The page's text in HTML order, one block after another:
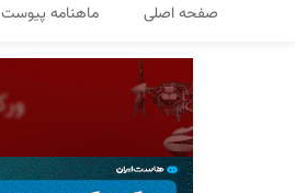
صفحه اصلی ماهنامه پیوست